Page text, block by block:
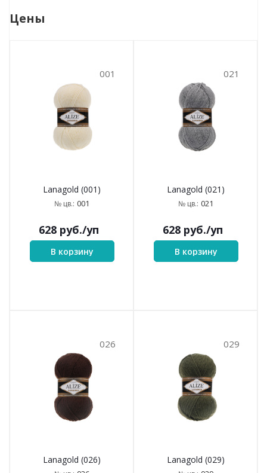
Цены
001
Lanagold (001)
№ цв.: 001
628 руб./уп
В корзину
021
Lanagold (021)
№ цв.: 021
628 руб./уп
В корзину
026
Lanagold (026)
029
Lanagold (029)